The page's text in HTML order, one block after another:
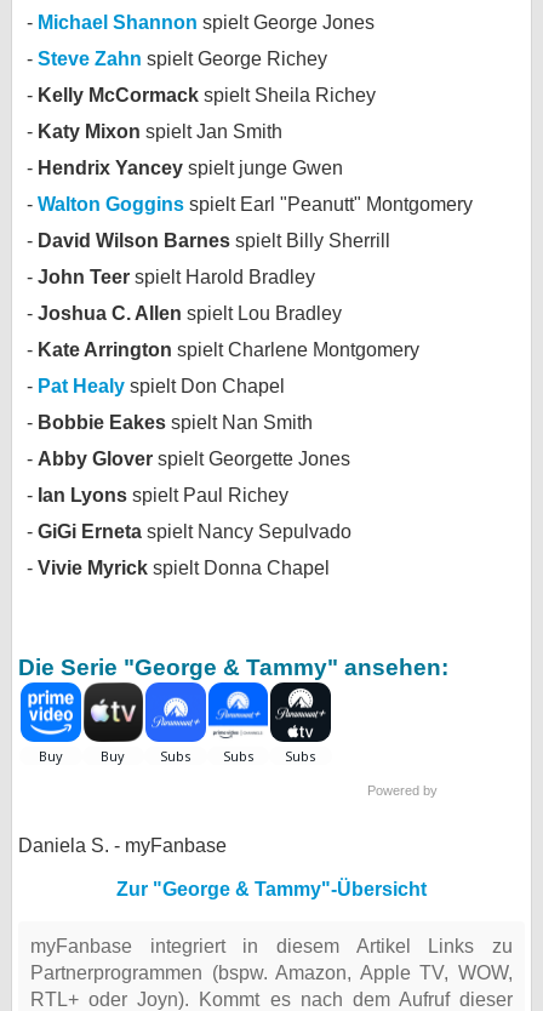
Michael Shannon spielt George Jones
Steve Zahn spielt George Richey
Kelly McCormack spielt Sheila Richey
Katy Mixon spielt Jan Smith
Hendrix Yancey spielt junge Gwen
Walton Goggins spielt Earl "Peanutt" Montgomery
David Wilson Barnes spielt Billy Sherrill
John Teer spielt Harold Bradley
Joshua C. Allen spielt Lou Bradley
Kate Arrington spielt Charlene Montgomery
Pat Healy spielt Don Chapel
Bobbie Eakes spielt Nan Smith
Abby Glover spielt Georgette Jones
Ian Lyons spielt Paul Richey
GiGi Erneta spielt Nancy Sepulvado
Vivie Myrick spielt Donna Chapel
Die Serie "George & Tammy" ansehen:
Powered by
Daniela S. - myFanbase
Zur "George & Tammy"-Übersicht
myFanbase integriert in diesem Artikel Links zu
Partnerprogrammen (bspw. Amazon, Apple TV, WOW,
RTL+ oder Joyn). Kommt es nach dem Aufruf dieser
bei X
bei Facebook
Nutzungsbedingungen
Datenschutz
Cookie-Einstellungen
Impressum
Desktop-Ansicht
myFanbase